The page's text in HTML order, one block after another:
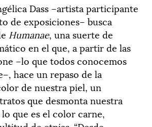
Dass –artista participante
de exposiciones– busca
Humanae, una suerte de
en el que, a partir de las
–lo que todos conocemos
hace un repaso de la
de nuestra piel, un
que desmonta nuestra
que es el color carne,